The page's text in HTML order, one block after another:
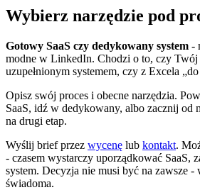
Wybierz narzędzie pod
Gotowy SaaS czy dedykowany system -
modne w LinkedIn. Chodzi o to, czy Twój
uzupełnionym systemem, czy z Excela
Opisz swój proces i obecne narzędzia.
SaaS, idź w dedykowany, albo zacznij od
na drugi etap.
Wyślij brief przez wycenę lub kontakt.
- czasem wystarczy uporządkować SaaS,
system. Decyzja nie musi być na zawsze -
świadoma.